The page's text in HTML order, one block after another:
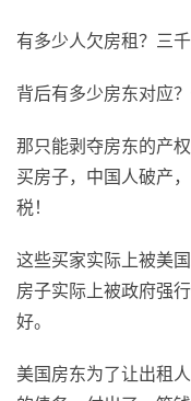
有多少人欠房租？三千
背后有多少房东对应？
那只能剥夺房东的产
买房子，中国人破产
税！
这些买家实际上被美
房子实际上被政府强
好。
美国房东为了让出租